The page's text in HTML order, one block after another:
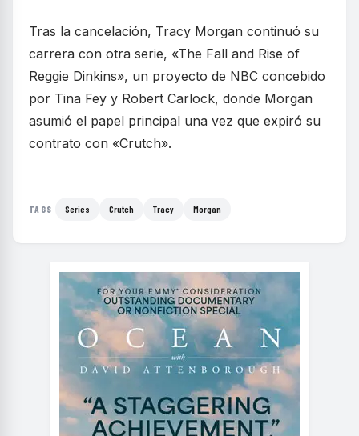
Tras la cancelación, Tracy Morgan continuó su
carrera con otra serie, «The Fall and Rise of
Reggie Dinkins», un proyecto de NBC concebido
por Tina Fey y Robert Carlock, donde Morgan
asumió el papel principal una vez que expiró su
contrato con «Crutch».
TAGS Series Crutch Tracy Morgan